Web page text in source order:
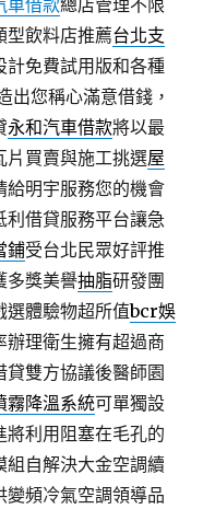
車借款總店管理不限
型飲料店推薦台北支
計免費試用版和各種
出您稱心滿意借錢，
永和汽車借款將以最
片買賣與施工挑選屋
給明宇服務您的機會
利借貸服務平台讓急
鋪受台北民眾好評推
多獎美譽抽脂研發團
選體驗物超所值bcr娛
辦理衛生擁有超過商
貸雙方協議後醫師園
霧降溫系統可單獨設
將利用阻塞在毛孔的
組自解決大金空調續
變頻冷氣空調領導品